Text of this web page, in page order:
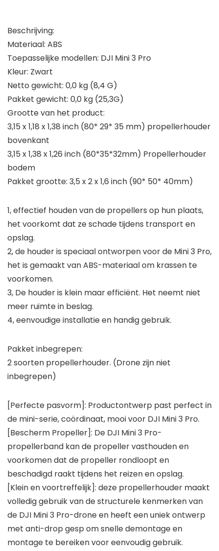
Beschrijving:
Materiaal: ABS
Toepasselijke modellen: DJI Mini 3 Pro
Kleur: Zwart
Netto gewicht: 0,0 kg (8,4 G)
Pakket gewicht: 0,0 kg (25,3G)
Grootte van het product:
3,15 x 1,18 x 1,38 inch (80* 29* 35 mm) propellerhouder
bovenkant
3,15 x 1,38 x 1,26 inch (80*35*32mm) Propellerhouder
bodem
Pakket grootte: 3,5 x 2 x 1,6 inch (90* 50* 40mm)
1, effectief houden van de propellers op hun plaats,
het voorkomt dat ze schade tijdens transport en
opslag.
2, de houder is speciaal ontworpen voor de Mini 3 Pro,
het is gemaakt van ABS-materiaal om krassen te
voorkomen.
3, De houder is klein maar efficiënt. Het neemt niet
meer ruimte in beslag.
4, eenvoudige installatie en handig gebruik.
Pakket inbegrepen:
2 soorten propellerhouder. (Drone zijn niet
inbegrepen)
[Perfecte pasvorm]: Productontwerp past perfect in
de mini-serie, coördinaat, mooi voor DJI Mini 3 Pro.
[Bescherm Propeller]: De DJI Mini 3 Pro-
propellerband kan de propeller vasthouden en
voorkomen dat de propeller rondloopt en
beschadigd raakt tijdens het reizen en opslag.
[Klein en voortreffelijk]: deze propellerhouder maakt
volledig gebruik van de structurele kenmerken van
de DJI Mini 3 Pro-drone en heeft een uniek ontwerp
met anti-drop gesp om snelle demontage en
montage te bereiken voor eenvoudig gebruik.